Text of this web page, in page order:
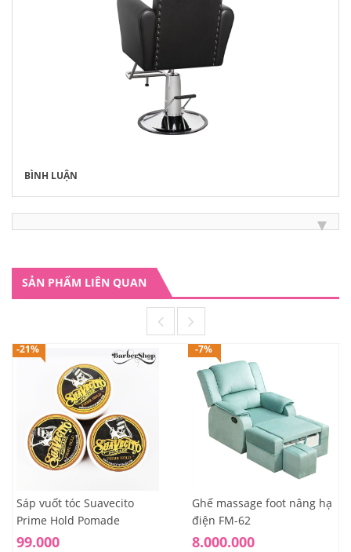
BÌNH LUẬN
SẢN PHẨM LIÊN QUAN
-21%
Sáp vuốt tóc Suavecito
Prime Hold Pomade
99.000
-7%
Ghế massage foot nâng hạ
điện FM-62
8.000.000